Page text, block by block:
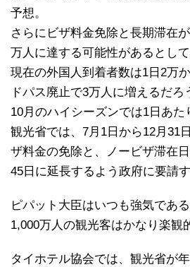
予想。
さらにビザ料金免除と長期滞在
万人に達する可能性があるとして
現在の外国人到着者数は1日2万
ドパス廃止で3万人に増えるだろ
10月のハイシーズンでは1日あた
観光省では、7月1日から12月31
ザ料金の免除と、ノービザ滞在
45日に延長するよう政府に要請す
ピパット大臣はいつも強気である
1,000万人の観光客はかなり楽観
タイホテル協会では、観光省が